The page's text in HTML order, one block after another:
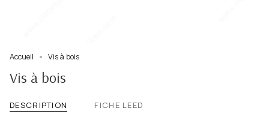
Accueil Vis à bois
Vis à bois
DESCRIPTION FICHE LEED